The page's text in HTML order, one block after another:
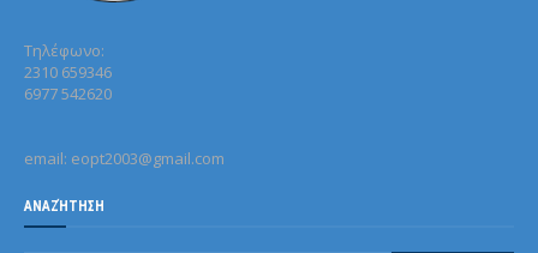
Τηλέφωνo:
2310 659346
6977 542620
email: eopt2003@gmail.com
ΑΝΑΖΉΤΗΣΗ